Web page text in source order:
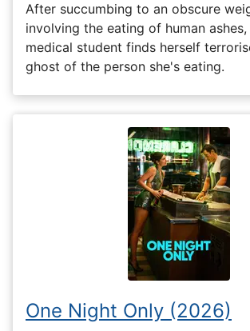
After succumbing to an obscure
involving the eating of human
medical student finds herself
ghost of the person she's eating.
One Night Only (2026)